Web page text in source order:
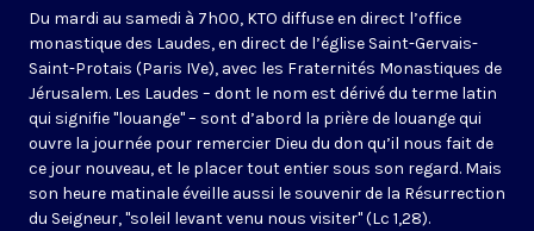
Du mardi au samedi à 7h00, KTO diffuse en direct l’office
monastique des Laudes, en direct de l’église Saint-Gervais-
Saint-Protais (Paris IVe), avec les Fraternités Monastiques de
Jérusalem. Les Laudes – dont le nom est dérivé du terme latin
qui signifie "louange" – sont d’abord la prière de louange qui
ouvre la journée pour remercier Dieu du don qu’il nous fait de
ce jour nouveau, et le placer tout entier sous son regard. Mais
son heure matinale éveille aussi le souvenir de la Résurrection
du Seigneur, "soleil levant venu nous visiter" (Lc 1,28).